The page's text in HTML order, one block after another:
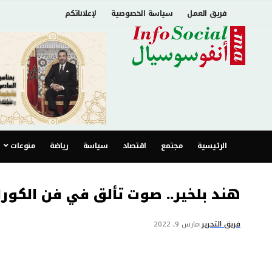
فريق العمل سياسة الخصوصية لإعلاناتكم
الرئيسية مجتمع اقتصاد سياسة رياضة منوعات
هند بلخير.. صوت تألق في فن
فريق التحرير مارس 9, 2022